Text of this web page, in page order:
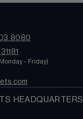
8080
- Friday)
HEADQUARTERS